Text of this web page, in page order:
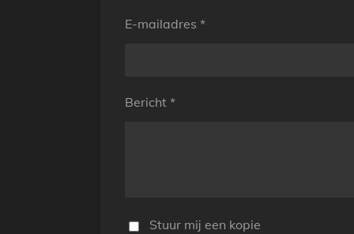
E-mailadres *
Bericht *
Stuur mij een kopie